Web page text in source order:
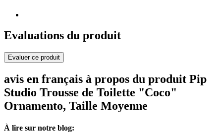
Evaluations du produit
Evaluer ce produit
avis en français à propos du produit Pip
Studio Trousse de Toilette "Coco"
Ornamento, Taille Moyenne
À lire sur notre blog: